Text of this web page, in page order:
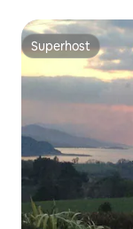
Superhost
Superhost